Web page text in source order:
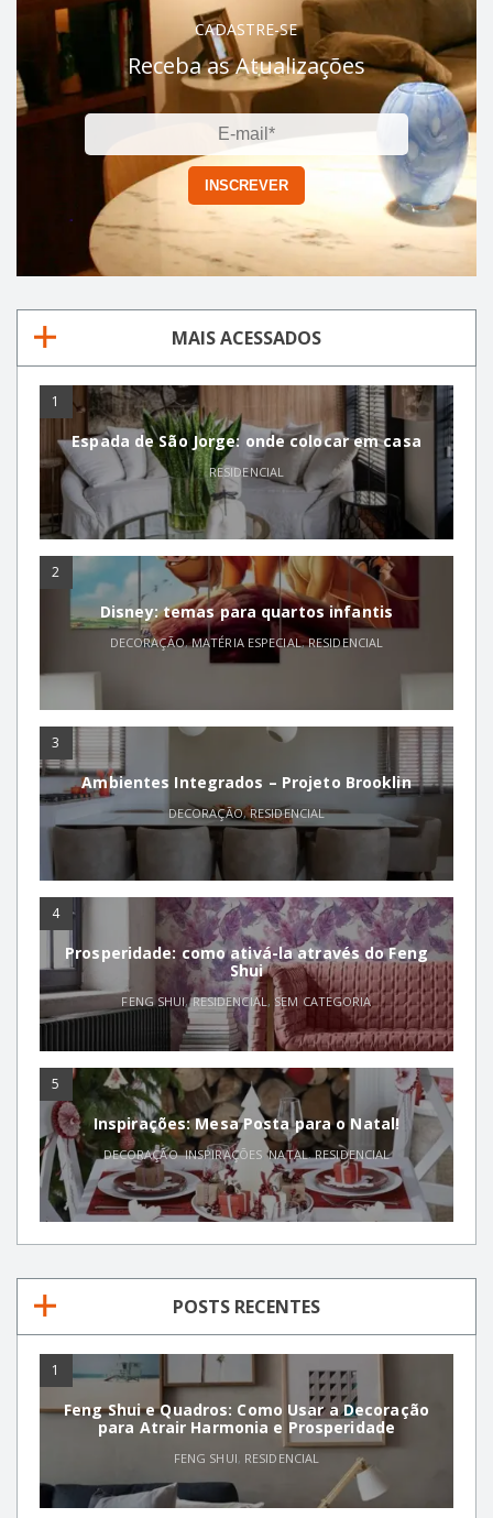
CADASTRE-SE
Receba as Atualizações
MAIS ACESSADOS
1
Espada de São Jorge: onde colocar em casa
RESIDENCIAL
2
Disney: temas para quartos infantis
DECORAÇÃO,MATÉRIA ESPECIAL,RESIDENCIAL
3
Ambientes Integrados – Projeto Brooklin
DECORAÇÃO,RESIDENCIAL
4
Prosperidade: como ativá-la através do Feng
Shui
FENG SHUI,RESIDENCIAL ,SEM CATEGORIA
5
Inspirações: Mesa Posta para o Natal!
DECORAÇÃO,INSPIRAÇÕES ,NATAL,RESIDENCIAL
POSTS RECENTES
1
Feng Shui e Quadros: Como Usar a Decoração
para Atrair Harmonia e Prosperidade
FENG SHUI, RESIDENCIAL